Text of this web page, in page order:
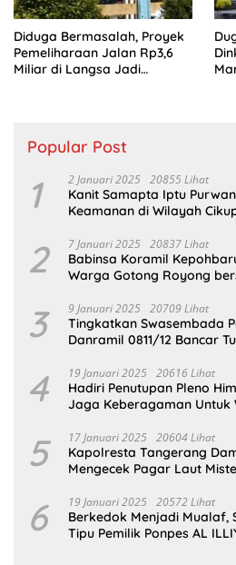
Diduga Bermasalah, Proyek
Pemeliharaan Jalan Rp3,6
Miliar di Langsa Jadi
Popular Post
1 2 Januari 2025 20855 Lihat
Kanit Samapta Iptu
Keamanan di Wilayah
2 7 Januari 2025 20837 Lihat
Babinsa Koramil
Warga Gotong Royong
3 9 Januari 2025 20709 Lihat
Tingkatkan Swasembada
Danramil 0811/12 Bancar
4 19 Januari 2025 20616 Lihat
Hadiri Penutupan Pleno
Jaga Keberagaman Untuk
5 17 Januari 2025 20604 Lihat
Kapolresta Tangerang
Mengecek Pagar Laut
6 19 Januari 2025 20572 Lihat
Berkedok Menjadi Mualaf,
Tipu Pemilik Ponpes AL